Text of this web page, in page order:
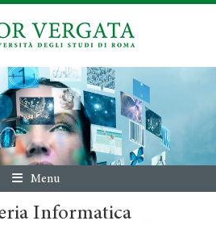
Menu
Informatica